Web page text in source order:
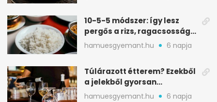
10-5-5 módszer: így lesz
pergős a rizs, ragacsosság
nélkül
hamuesgyemant.hu 6 napja
Túlárazott étterem? Ezekből
a jelekből gyorsan
észreveheted
hamuesgyemant.hu 6 napja